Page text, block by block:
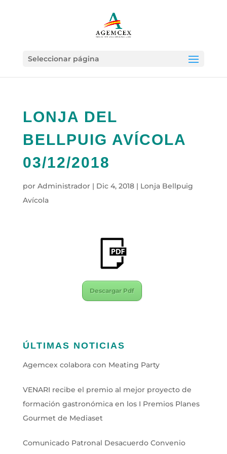
Seleccionar página
LONJA DEL
BELLPUIG AVÍCOLA
03/12/2018
por Administrador| Dic 4, 2018| Lonja Bellpuig
Avícola
Descargar Pdf
ÚLTIMAS NOTICIAS
Agemcex colabora con Meating Party
VENARI recibe el premio al mejor proyecto de
formación gastronómica en los I Premios Planes
Gourmet de Mediaset
Comunicado Patronal Desacuerdo Convenio